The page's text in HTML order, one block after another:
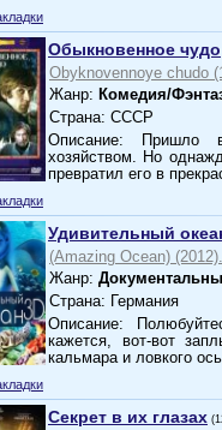
Обыкновенное чудо
Obyknovennoye chudo
Жанр: Комедия/
Страна: СССР
Описание: Пришло
хозяйством. Но
превратил его в
Удивительный
(Amazing Ocean)
Жанр:
Страна: Германия
Описание:
кажется, вот-вот
кальмара и ловкого
Секрет в их глазах